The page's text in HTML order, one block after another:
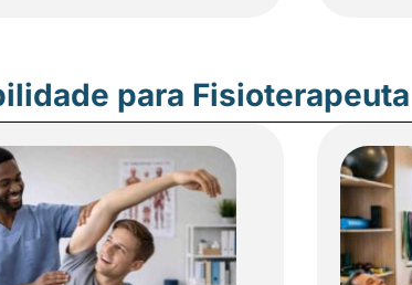
para Fisioterapeuta